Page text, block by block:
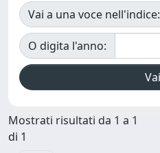
Vai a una voce nell'indice:
O digita l'anno:
Mostrati risultati da 1 a 1
di 1